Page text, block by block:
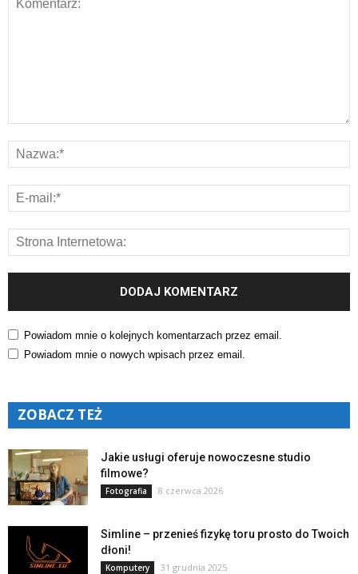
Powiadom mnie o kolejnych komentarzach przez email.
Powiadom mnie o nowych wpisach przez email.
ZOBACZ TEŻ
Jakie usługi oferuje nowoczesne studio
filmowe?
Fotografia 8 czerwca 2026
Simline – przenieś fizykę toru prosto do Twoich
dłoni!
Komputery 31 grudnia 2025